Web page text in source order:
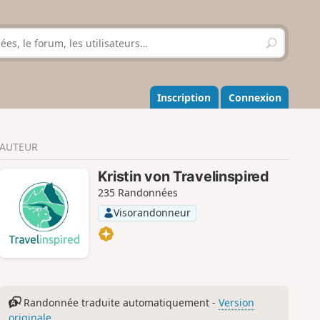
R
e
h
e
r
r
Inscription Connexion
AUTEUR
Kristin von Travelinspired
235 Randonnées
Visorandonneur
Randonnée traduite automatiquement -Version
originale